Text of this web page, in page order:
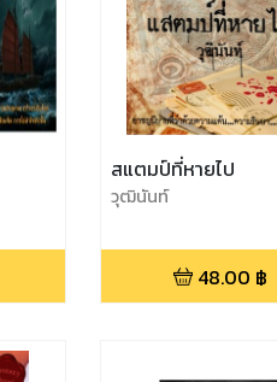
สแตมป์ที่หายไป
วุฒินันท์
48.00 ฿